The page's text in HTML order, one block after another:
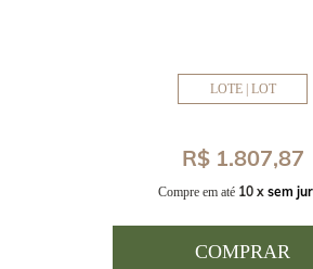
LOTE | LOT
R$ 1.807,87
Compre em até 10 x sem
COMPRAR